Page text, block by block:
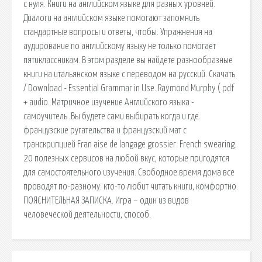
с нуля. Книги на английском языке для разных уровней.
Диалоги на английском языке помогают запомнить
стандартные вопросы и ответы, чтобы. Упражнения на
аудирование по английскому языку не только помогает
пятиклассникам. В этом разделе вы найдете разнообразные
книги на итальянском языке с переводом на русский. Скачать
/ Download - Essential Grammar in Use. Raymond Murphy ( pdf
+ audio. Матричное изучение Английского языка -
самоучитель. Вы будете сами выбирать когда и где.
французские ругательства и французский мат с
транскрипцией Fran aise de langage grossier. French swearing.
20 полезных сервисов на любой вкус, которые пригодятся
для самостоятельного изучения. Свободное время дома все
проводят по-разному: кто-то любит читать книги, комфортно.
ПОЯСНИТЕЛЬНАЯ ЗАПИСКА. Игра – один из видов
человеческой деятельности, способ.